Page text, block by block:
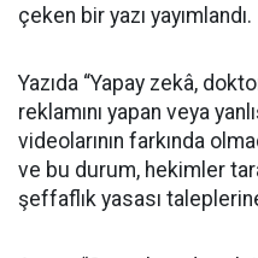
çeken bir yazı yayımlandı.
Yazıda “Yapay zekâ,
reklamını yapan veya
videolarının farkında
ve bu durum, hekimler
şeffaflık yasası